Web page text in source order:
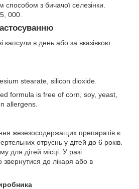
способом з бичачої селезінки.
000.
в день або за вказівкою
stearate, silicon dioxide.
formula is free of corn, soy, yeast,
allergens.
жезезосодержащих препаратів є
отруєнь у дітей до 6 років.
для дітей місці. У разі
до лікаря або в